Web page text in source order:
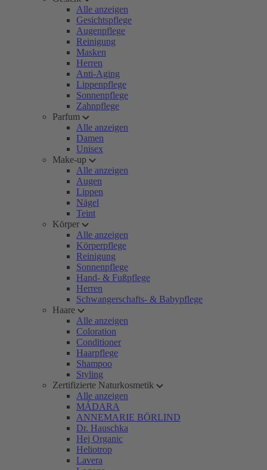
Alle anzeigen
Gesichtspflege
Augenpflege
Reinigung
Masken
Herren
Anti-Aging
Lippenpflege
Sonnenpflege
Zahnpflege
Parfum
Alle anzeigen
Damen
Unisex
Make-up
Alle anzeigen
Augen
Lippen
Nägel
Teint
Körper
Alle anzeigen
Körperpflege
Reinigung
Sonnenpflege
Hand- & Fußpflege
Herren
Schwangerschafts- & Babypflege
Haare
Alle anzeigen
Coloration
Conditioner
Haarpflege
Shampoo
Styling
Zertifizierte Naturkosmetik
Alle anzeigen
MÁDARA
ANNEMARIE BÖRLIND
Dr. Hauschka
Hej Organic
Heliotrop
Lavera